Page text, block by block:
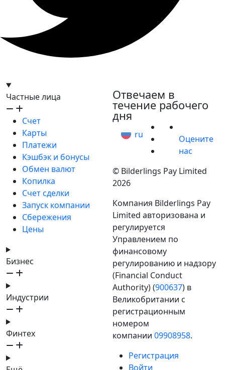
Частные лица
Счет
Карты
Платежи
Кэшбэк и бонусы
Обмен валют
Копилка
Счет сделки
Запуск компании
Сбережения
Цены
Бизнес
Индустрии
Финтех
Отвечаем в
течение рабочего
дня
ru
Оцените
нас
© Bilderlings Pay Limited
2026
Компания Bilderlings Pay
Limited авторизована и
регулируется
Управлением по
финансовому
регулированию и надзору
(Financial Conduct
Authority) (900637) в
Великобритании с
регистрационным
номером
компании 09908958.
Регистрация
Войти